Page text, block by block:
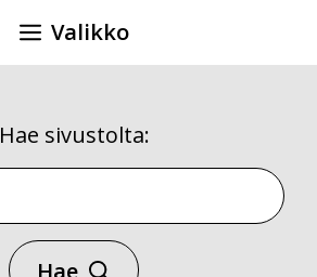
Valikko
Hae sivustolta:
Hae sivustolta
Hae